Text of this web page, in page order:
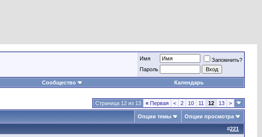
Имя
Запомнить?
Пароль
Сообщество Календарь
Страница 12 из 13 « Первая < 2 10 11 12 13 >
Опции темы Опции просмотра
#221